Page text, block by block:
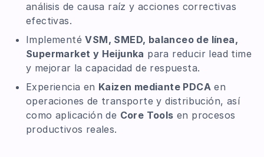
análisis de causa raíz y acciones correctivas
efectivas.
ImplementéVSM, SMED, balanceo de línea,
Supermarket y Heijunka para reducir lead time
y mejorar la capacidad de respuesta.
Experiencia en Kaizen mediante PDCA en
operaciones de transporte y distribución, así
como aplicación de Core Tools en procesos
productivos reales.